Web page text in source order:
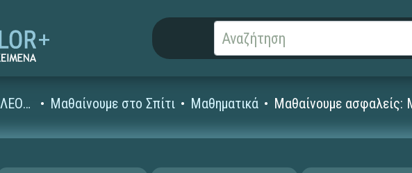
ΕΚΠΑΙΔΕΥΤΙΚΗ ΤΗΛΕΟΡΑΣΗ (Ταινίες και βίντεο) Μαθαίνουμε στο Σπίτι Μαθηματικά Μαθαίνουμε ασφαλείς: